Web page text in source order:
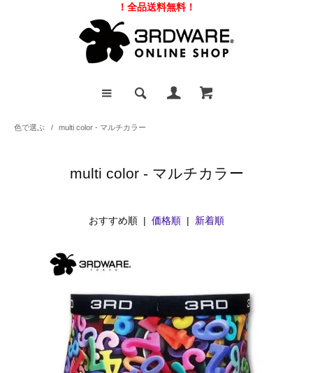
！全品送料無料！
色で選ぶ / multi color - マルチカラー
multi color - マルチカラー
おすすめ順 | 価格順 | 新着順